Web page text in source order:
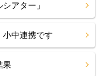
アター」
小中連携です
果